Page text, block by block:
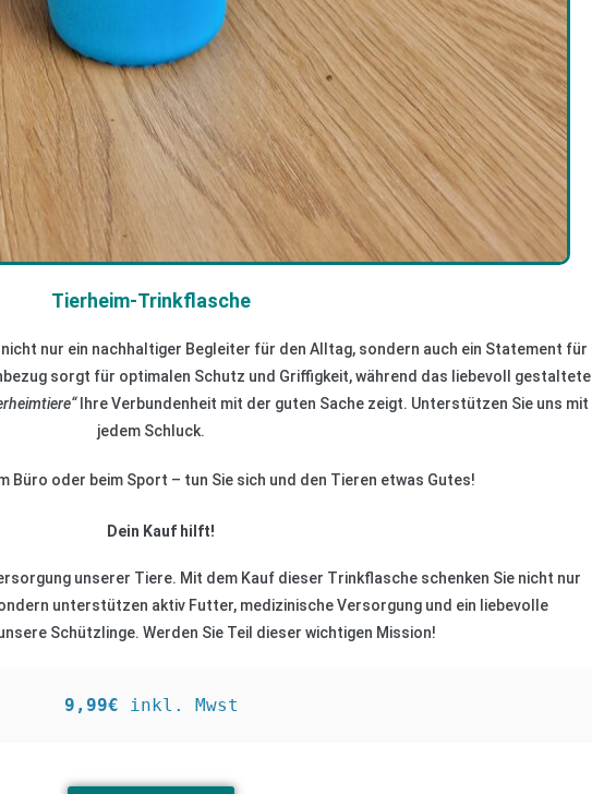
Tierheim-Trinkflasche
nur ein nachhaltiger Begleiter für den Alltag, sondern auch ein Statement für
sorgt für optimalen Schutz und Griffigkeit, während das liebevoll gestaltete
Ihre Verbundenheit mit der guten Sache zeigt. Unterstützen Sie uns mit
jedem Schluck.
Büro oder beim Sport – tun Sie sich und den Tieren etwas Gutes!
Dein Kauf hilft!
unserer Tiere. Mit dem Kauf dieser Trinkflasche schenken Sie nicht nur
unterstützen aktiv Futter, medizinische Versorgung und ein liebevolle
Schützlinge. Werden Sie Teil dieser wichtigen Mission!
9,99€ inkl. Mwst